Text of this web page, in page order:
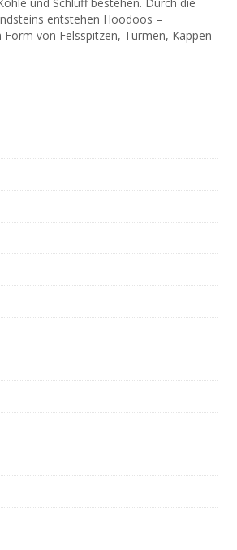
entstehen Hoodoos –
von Felsspitzen, Türmen, Kappen